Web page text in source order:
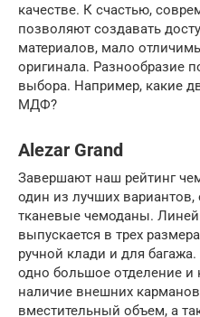
качестве. К счастью,
позволяют создавать
материалов, мало
оригинала. Разнообразие
выбора. Например, какие
МДФ?
Alezar Grand
Завершают наш рейтинг
один из лучших
тканевые чемоданы.
выпускается в трех
ручной клади и для
одно большое отделение
наличие внешних
вместительный объем, а